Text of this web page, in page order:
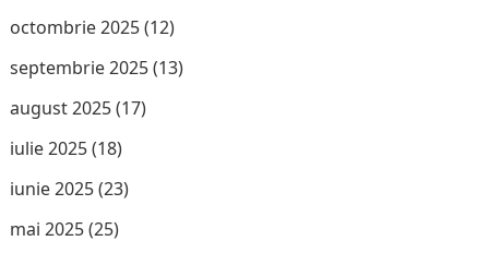
octombrie 2025(12)
septembrie 2025(13)
august 2025(17)
iulie 2025(18)
iunie 2025(23)
mai 2025(25)